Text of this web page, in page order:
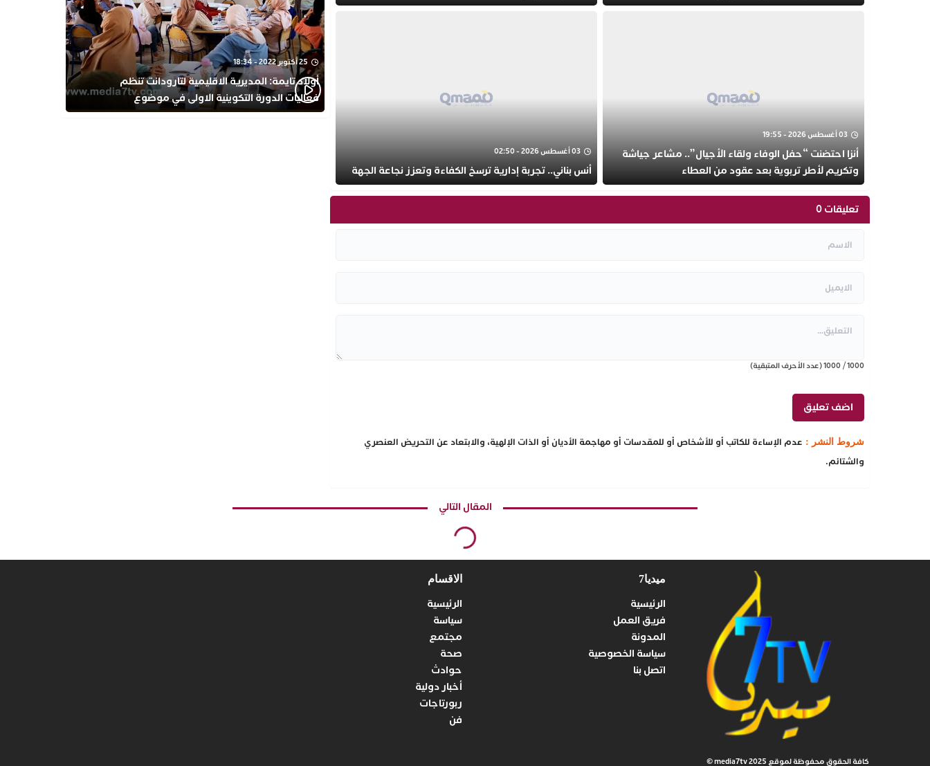
03 أغسطس 2026 - 19:55
أنزا احتضنت “حفل الوفاء ولقاء الأجيال”.. مشاعر جياشة
وتكريم لأطر تربوية بعد عقود من العطاء
03 أغسطس 2026 - 02:50
أنس بناني.. تجربة إدارية ترسخ الكفاءة وتعزز نجاعة الجهة
تعليقات 0
1000
/
1000(عدد الأحرف المتبقية)
شروط النشر : عدم الإساءة للكاتب أو للأشخاص أو للمقدسات أو مهاجمة الأديان أو الذات الإلهية، والابتعاد عن التحريض العنصري
والشتائم.
25 أكتوبر 2022 - 18:34
أولاد تايمة: المديرية الاقليمية لتارودانت تنظم
فعاليات الدورة التكوينية الاولى في موضوع
الطفولة المبكرة بمركز التكوين ثانوية الحسن الثاني
المقال التالي
ميديا7
الرئيسية
فريق العمل
المدونة
سياسة الخصوصية
اتصل بنا
الاقسام
الرئيسية
سياسة
مجتمع
صحة
حوادث
أخبار دولية
ربورتاجات
فن
كافة الحقوق محفوظة لموقع media7tv 2025 ©